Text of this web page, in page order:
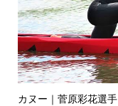
カヌー｜菅原彩花選手